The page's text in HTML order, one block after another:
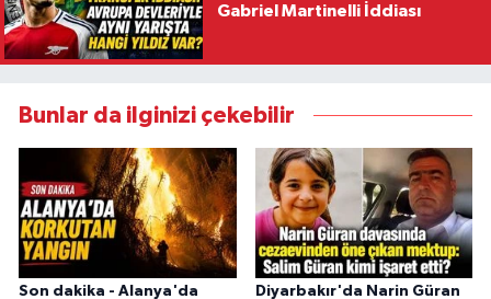
Gabriel Martinelli İddiası
Bunlar da ilginizi çekebilir
Son dakika - Alanya'da Diyarbakır'da Narin Güran